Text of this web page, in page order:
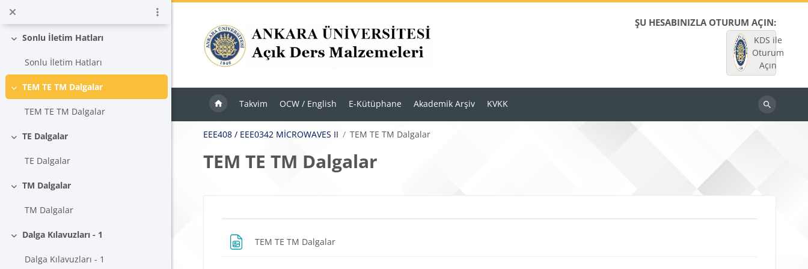
Ana içeriğe git
Kayıpsız ve Distorsiyonsuz İletim Hatları
Daralt
Sonlu İletim Hatları
Sonlu İletim Hatları
Daralt
TEM TE TM Dalgalar
TEM TE TM Dalgalar
Daralt
TE Dalgalar
TE Dalgalar
Daralt
TM Dalgalar
TM Dalgalar
Daralt
Dalga Kılavuzları - 1
Dalga Kılavuzları - 1
ŞU HESABINIZLA OTURUM AÇIN:
KDS ile
Oturum
Açın
Takvim OCW / English E-Kütüphane Akademik Arşiv KVKK
Dersleri
EEE408 / EEE0342 MİCROWAVES II TEM TE TM Dalgalar
TEM TE TM Dalgalar
Bloklar
Bölüm anahatları
TEM TE TM Dalgalar